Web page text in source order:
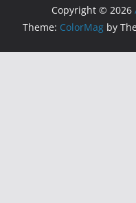
Copyright © 2026
Theme: ColorMag by